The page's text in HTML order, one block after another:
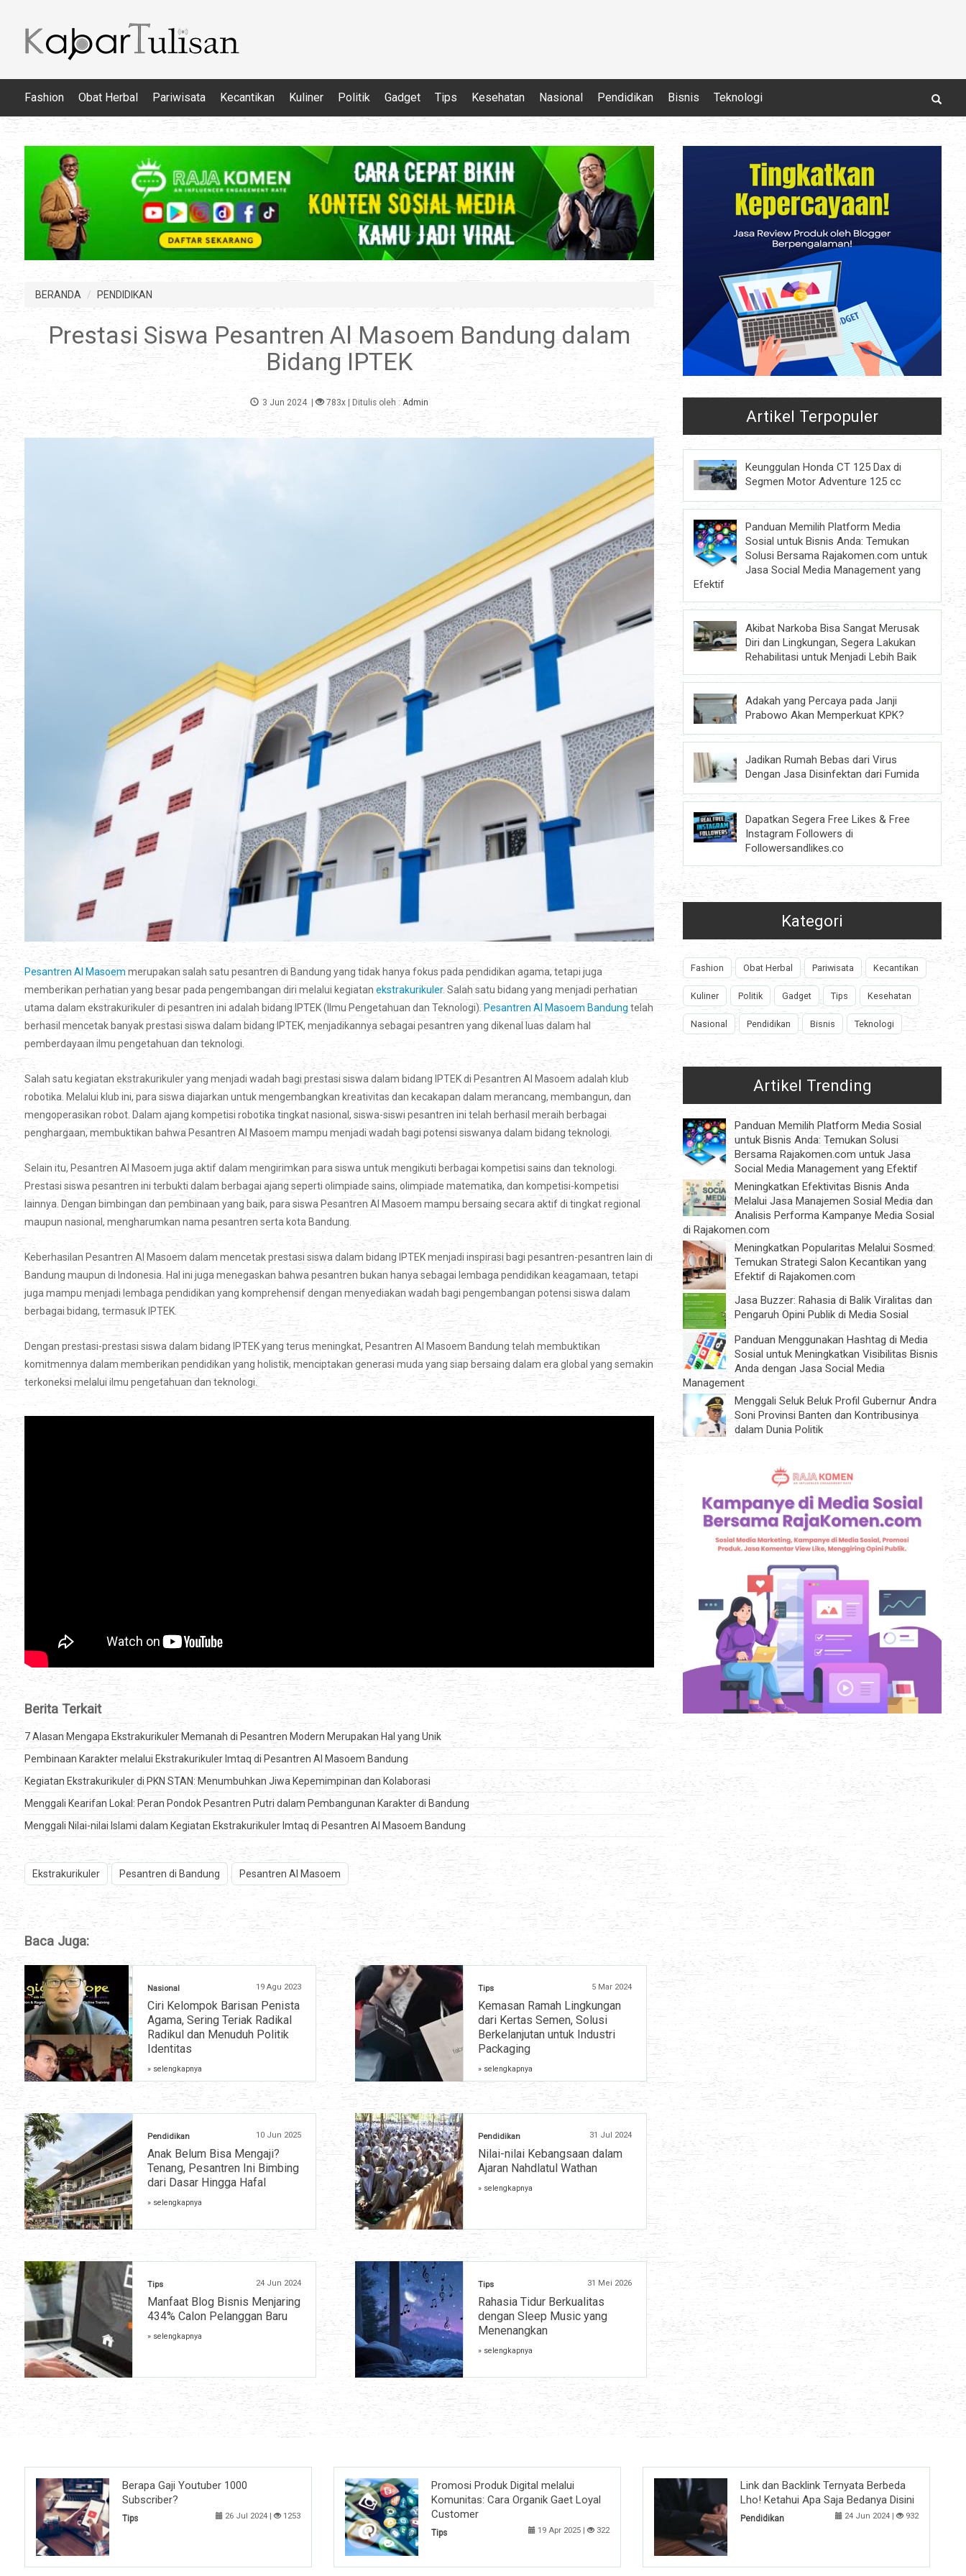
Fashion Obat Herbal Pariwisata Kecantikan Kuliner Politik Gadget Tips Kesehatan Nasional Pendidikan Bisnis Teknologi
BERANDA PENDIDIKAN
Prestasi Siswa Pesantren Al Masoem Bandung dalam
Bidang IPTEK
3 Jun 2024 | 783x | Ditulis oleh : Admin
Pesantren Al Masoem merupakan salah satu pesantren di Bandung yang tidak hanya fokus pada pendidikan agama, tetapi juga
memberikan perhatian yang besar pada pengembangan diri melalui kegiatan ekstrakurikuler. Salah satu bidang yang menjadi perhatian
utama dalam ekstrakurikuler di pesantren ini adalah bidang IPTEK (Ilmu Pengetahuan dan Teknologi). Pesantren Al Masoem Bandung telah
berhasil mencetak banyak prestasi siswa dalam bidang IPTEK, menjadikannya sebagai pesantren yang dikenal luas dalam hal
pemberdayaan ilmu pengetahuan dan teknologi.
Salah satu kegiatan ekstrakurikuler yang menjadi wadah bagi prestasi siswa dalam bidang IPTEK di Pesantren Al Masoem adalah klub
robotika. Melalui klub ini, para siswa diajarkan untuk mengembangkan kreativitas dan kecakapan dalam merancang, membangun, dan
mengoperasikan robot. Dalam ajang kompetisi robotika tingkat nasional, siswa-siswi pesantren ini telah berhasil meraih berbagai
penghargaan, membuktikan bahwa Pesantren Al Masoem mampu menjadi wadah bagi potensi siswanya dalam bidang teknologi.
Selain itu, Pesantren Al Masoem juga aktif dalam mengirimkan para siswa untuk mengikuti berbagai kompetisi sains dan teknologi.
Prestasi siswa pesantren ini terbukti dalam berbagai ajang seperti olimpiade sains, olimpiade matematika, dan kompetisi-kompetisi
lainnya. Dengan bimbingan dan pembinaan yang baik, para siswa Pesantren Al Masoem mampu bersaing secara aktif di tingkat regional
maupun nasional, mengharumkan nama pesantren serta kota Bandung.
Keberhasilan Pesantren Al Masoem dalam mencetak prestasi siswa dalam bidang IPTEK menjadi inspirasi bagi pesantren-pesantren lain di
Bandung maupun di Indonesia. Hal ini juga menegaskan bahwa pesantren bukan hanya sebagai lembaga pendidikan keagamaan, tetapi
juga mampu menjadi lembaga pendidikan yang komprehensif dengan menyediakan wadah bagi pengembangan potensi siswa dalam
berbagai bidang, termasuk IPTEK.
Dengan prestasi-prestasi siswa dalam bidang IPTEK yang terus meningkat, Pesantren Al Masoem Bandung telah membuktikan
komitmennya dalam memberikan pendidikan yang holistik, menciptakan generasi muda yang siap bersaing dalam era global yang semakin
terkoneksi melalui ilmu pengetahuan dan teknologi.
Berita Terkait
7 Alasan Mengapa Ekstrakurikuler Memanah di Pesantren Modern Merupakan Hal yang Unik
Pembinaan Karakter melalui Ekstrakurikuler Imtaq di Pesantren Al Masoem Bandung
Kegiatan Ekstrakurikuler di PKN STAN: Menumbuhkan Jiwa Kepemimpinan dan Kolaborasi
Menggali Kearifan Lokal: Peran Pondok Pesantren Putri dalam Pembangunan Karakter di Bandung
Menggali Nilai-nilai Islami dalam Kegiatan Ekstrakurikuler Imtaq di Pesantren Al Masoem Bandung
Ekstrakurikuler Pesantren di Bandung Pesantren Al Masoem
Baca Juga:
Nasional 19 Agu 2023
Ciri Kelompok Barisan Penista
Agama, Sering Teriak Radikal
Radikul dan Menuduh Politik
Identitas
» selengkapnya
Tips 5 Mar 2024
Kemasan Ramah Lingkungan
dari Kertas Semen, Solusi
Berkelanjutan untuk Industri
Packaging
» selengkapnya
Pendidikan 10 Jun 2025
Anak Belum Bisa Mengaji?
Tenang, Pesantren Ini Bimbing
dari Dasar Hingga Hafal
» selengkapnya
Pendidikan 31 Jul 2024
Nilai-nilai Kebangsaan dalam
Ajaran Nahdlatul Wathan
» selengkapnya
Tips 24 Jun 2024
Manfaat Blog Bisnis Menjaring
434% Calon Pelanggan Baru
» selengkapnya
Tips 31 Mei 2026
Rahasia Tidur Berkualitas
dengan Sleep Music yang
Menenangkan
» selengkapnya
Artikel Terpopuler
Keunggulan Honda CT 125 Dax di
Segmen Motor Adventure 125 cc
Panduan Memilih Platform Media
Sosial untuk Bisnis Anda: Temukan
Solusi Bersama Rajakomen.com untuk
Jasa Social Media Management yang
Efektif
Akibat Narkoba Bisa Sangat Merusak
Diri dan Lingkungan, Segera Lakukan
Rehabilitasi untuk Menjadi Lebih Baik
Adakah yang Percaya pada Janji
Prabowo Akan Memperkuat KPK?
Jadikan Rumah Bebas dari Virus
Dengan Jasa Disinfektan dari Fumida
Dapatkan Segera Free Likes & Free
Instagram Followers di
Followersandlikes.co
Kategori
Fashion Obat Herbal Pariwisata Kecantikan
Kuliner Politik Gadget Tips Kesehatan
Nasional Pendidikan Bisnis Teknologi
Artikel Trending
Panduan Memilih Platform Media Sosial
untuk Bisnis Anda: Temukan Solusi
Bersama Rajakomen.com untuk Jasa
Social Media Management yang Efektif
Meningkatkan Efektivitas Bisnis Anda
Melalui Jasa Manajemen Sosial Media dan
Analisis Performa Kampanye Media Sosial
di Rajakomen.com
Meningkatkan Popularitas Melalui Sosmed:
Temukan Strategi Salon Kecantikan yang
Efektif di Rajakomen.com
Jasa Buzzer: Rahasia di Balik Viralitas dan
Pengaruh Opini Publik di Media Sosial
Panduan Menggunakan Hashtag di Media
Sosial untuk Meningkatkan Visibilitas Bisnis
Anda dengan Jasa Social Media
Management
Menggali Seluk Beluk Profil Gubernur Andra
Soni Provinsi Banten dan Kontribusinya
dalam Dunia Politik
Berapa Gaji Youtuber 1000
Subscriber?
Tips 26 Jul 2024 | 1253
Promosi Produk Digital melalui
Komunitas: Cara Organik Gaet Loyal
Customer
Tips 19 Apr 2025 | 322
Link dan Backlink Ternyata Berbeda
Lho! Ketahui Apa Saja Bedanya Disini
Pendidikan 24 Jun 2024 | 932